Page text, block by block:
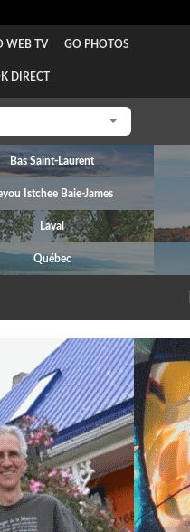
WEB TV GO PHOTOS
DIRECT
Bas Saint-Laurent
Istchee Baie-James
Laval
Québec